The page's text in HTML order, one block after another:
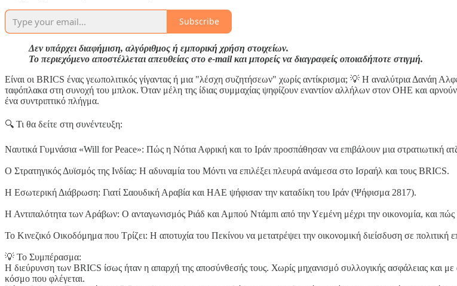
Subscribe
Δεν υπάρχει διαφήμιση, αλγόριθμος ή εμπορική χρήση στοιχείων.
Το περιεχόμενο αποστέλλεται απευθείας στο e-mail και μπορείς να διαγραφείς οποιαδήποτε στιγμή.
Είναι οι BRICS ένας γεωπολιτικός γίγαντας ή μια "λέσχη συζητήσεων" χωρίς αντίκρισμα; 💡 Η αναλύτρια Δανάη
ταφόπλακα στη συνοχή του μπλοκ. Όταν μέλη της ίδιας συμμαχίας ψηφίζουν εναντίον αλλήλων στον ΟΗΕ και
ένα συντριπτικό πλήγμα.
🔍 Τι θα δείτε στη συνέντευξη:
Ναυτικά Γυμνάσια «Will for Peace»: Πώς η Νότια Αφρική και το Ιράν προσπάθησαν να επιβάλουν μια στρατιωτική
Ο Στρατηγικός Δυϊσμός της Ινδίας: Η αδυναμία του Μόντι να επιλέξει πλευρά ανάμεσα στο Ισραήλ και τους BRICS.
Η Εσωτερική Διάβρωση: Γιατί Σαουδική Αραβία και ΗΑΕ ψήφισαν την καταδίκη του Ιράν (Ψήφισμα 2817).
Η Αντιπαλότητα των Αράβων: Ο ανταγωνισμός Ριάδ και Αμπού Ντάμπι από την Υεμένη μέχρι την οικονομία, και
Το Κινεζικό Οικοδόμημα που Τρίζει: Η αποτυχία του Πεκίνου να μετατρέψει την οικονομική διείσδυση σε πολιτική
💡 Το Συμπέρασμα:
Η διεύρυνση των BRICS ίσως ήταν η απαρχή της αποσύνθεσής τους. Χωρίς μηχανισμό συλλογικής ασφάλειας και με
κόσμο που φλέγεται.